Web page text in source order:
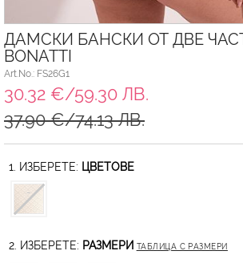
ДАМСКИ БАНСКИ ОТ ДВЕ
BONATTI
Art.No.: FS26G1
30.32 €/59.30 ЛВ.
37.90 €/74.13 ЛВ.
1. ИЗБЕРЕТЕ: ЦВЕТОВЕ
2. ИЗБЕРЕТЕ: РАЗМЕРИ ТАБЛИЦА С РАЗМЕРИ